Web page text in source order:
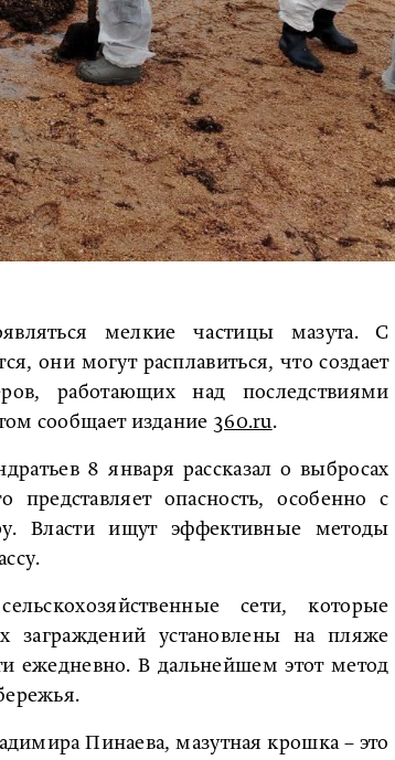
мелкие частицы мазута. С
они могут расплавиться, что создает
работающих над последствиями
сообщает издание 360.ru.
8 января рассказал о выбросах
опасность, особенно с
Власти ищут эффективные методы
сети, которые
заграждений установлены на пляже
ежедневно. В дальнейшем этот метод
Пинаева, мазутная крошка – это